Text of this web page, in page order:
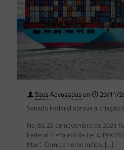
Saes Advogadoson
29/11/
Senado Federal aprova a criação
No dia 25 de novembro de 2021
Federal o Projeto de Lei 4.199/
Mar”. Como o nome indica, […]